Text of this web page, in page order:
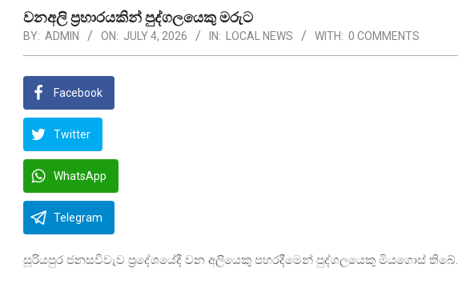
වනඅලි ප්‍රහාරයකින් පුද්ගලයෙකු මරුට
BY: ADMIN ON: JULY 4, 2026 IN: LOCAL NEWS WITH: 0 COMMENTS
Facebook
Twitter
WhatsApp
Telegram
සූරියපුර ජනසවිවැව ප්‍රදේශයේදී වන අලියෙකු පහරදීමෙන් පුද්ගලයෙකු මියගොස් තිබේ.